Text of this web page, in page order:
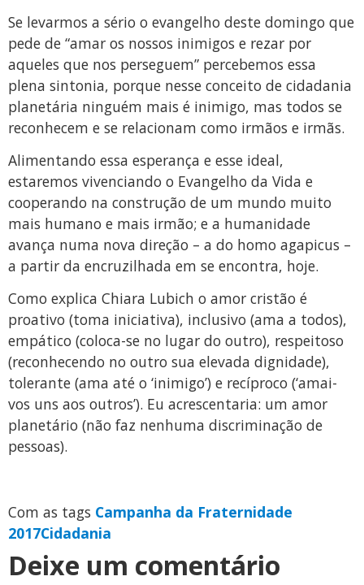
Se levarmos a sério o evangelho deste domingo que
pede de “amar os nossos inimigos e rezar por
aqueles que nos perseguem” percebemos essa
plena sintonia, porque nesse conceito de cidadania
planetária ninguém mais é inimigo, mas todos se
reconhecem e se relacionam como irmãos e irmãs.
Alimentando essa esperança e esse ideal,
estaremos vivenciando o Evangelho da Vida e
cooperando na construção de um mundo muito
mais humano e mais irmão; e a humanidade
avança numa nova direção – a do homo agapicus –
a partir da encruzilhada em se encontra, hoje.
Como explica Chiara Lubich o amor cristão é
proativo (toma iniciativa), inclusivo (ama a todos),
empático (coloca-se no lugar do outro), respeitoso
(reconhecendo no outro sua elevada dignidade),
tolerante (ama até o ‘inimigo’) e recíproco (‘amai-
vos uns aos outros’). Eu acrescentaria: um amor
planetário (não faz nenhuma discriminação de
pessoas).
Com as tags Campanha da Fraternidade
2017Cidadania
Deixe um comentário